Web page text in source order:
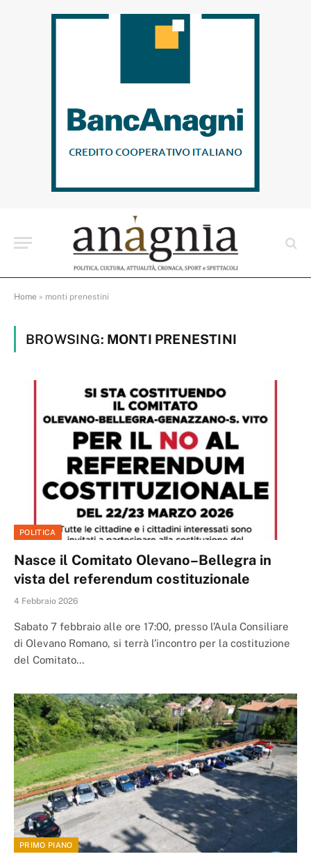
Home » monti prenestini
BROWSING: MONTI PRENESTINI
POLITICA
Nasce il Comitato Olevano–Bellegra in
vista del referendum costituzionale
4 Febbraio 2026
Sabato 7 febbraio alle ore 17:00, presso l’Aula Consiliare
di Olevano Romano, si terrà l’incontro per la costituzione
del Comitato…
PRIMO PIANO